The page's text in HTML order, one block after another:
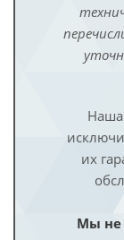
Наша
их
Мы не